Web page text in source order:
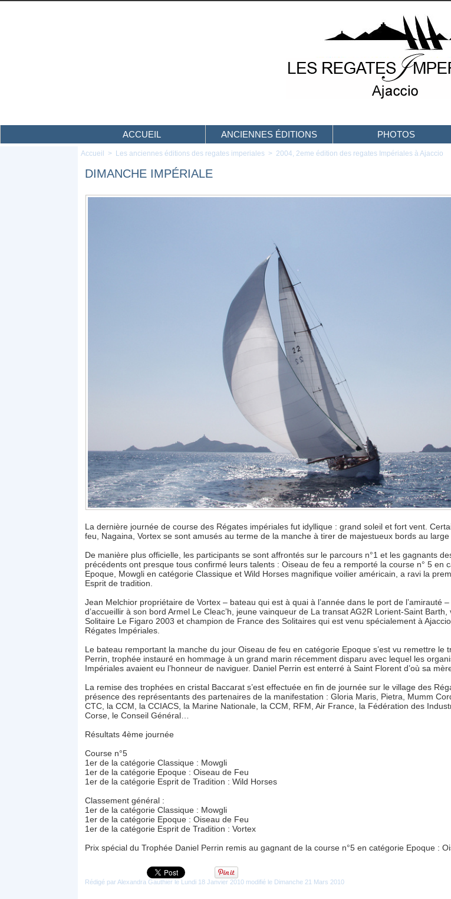
ACCUEIL ANCIENNES ÉDITIONS PHOTOS
Accueil > Les anciennes éditions des regates imperiales > 2004, 2eme édition des regates Impériales à Ajaccio
DIMANCHE IMPÉRIALE
La dernière journée de course des Régates impériales fut idyllique : grand soleil et fort vent.
feu, Nagaina, Vortex se sont amusés au terme de la manche à tirer de majestueux bords au
De manière plus officielle, les participants se sont affrontés sur le parcours n°1 et les gagnants
précédents ont presque tous confirmé leurs talents : Oiseau de feu a remporté la course n° 5 en
Epoque, Mowgli en catégorie Classique et Wild Horses magnifique voilier américain, a ravi la
Esprit de tradition.
Jean Melchior propriétaire de Vortex – bateau qui est à quai à l’année dans le port de l’amirauté
d’accueillir à son bord Armel Le Cleac’h, jeune vainqueur de La transat AG2R Lorient-Saint
Solitaire Le Figaro 2003 et champion de France des Solitaires qui est venu spécialement à
Régates Impériales.
Le bateau remportant la manche du jour Oiseau de feu en catégorie Epoque s’est vu remettre le
Perrin, trophée instauré en hommage à un grand marin récemment disparu avec lequel les
Impériales avaient eu l’honneur de naviguer. Daniel Perrin est enterré à Saint Florent d’où sa
La remise des trophées en cristal Baccarat s’est effectuée en fin de journée sur le village des
présence des représentants des partenaires de la manifestation : Gloria Maris, Pietra, Mumm
CTC, la CCM, la CCIACS, la Marine Nationale, la CCM, RFM, Air France, la Fédération des
Corse, le Conseil Général…
Résultats 4ème journée
Course n°5
1er de la catégorie Classique : Mowgli
1er de la catégorie Epoque : Oiseau de Feu
1er de la catégorie Esprit de Tradition : Wild Horses
Classement général :
1er de la catégorie Classique : Mowgli
1er de la catégorie Epoque : Oiseau de Feu
1er de la catégorie Esprit de Tradition : Vortex
Prix spécial du Trophée Daniel Perrin remis au gagnant de la course n°5 en catégorie Epoque :
Rédigé par Alexandra Gauthier le Lundi 18 Janvier 2010 modifié le Dimanche 21 Mars 2010